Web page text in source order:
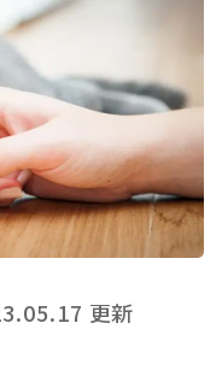
更新